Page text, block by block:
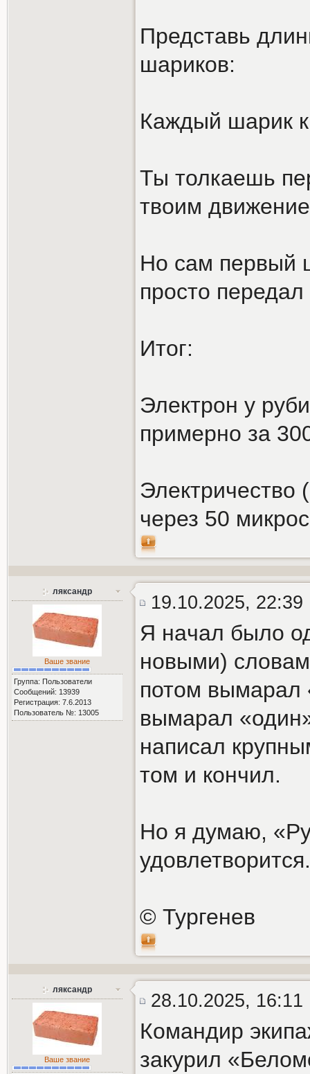
Представь
шариков:
Каждый шарик
Ты толкаешь
твоим
Но сам первый
просто
Итог:
Электрон у
примерно за
через 50
ляксандр
Ваше звание
Группа: Пользователи
Сообщений: 13939
Регистрация: 7.6.2013
Пользователь №: 13005
19.10.2025, 22:39
Я нaчал было
новыми)
потом вымарал
вымарал
написал
том и кончил.
Но я думаю,
удовлетворится.
© Тургенев
ляксандр
Ваше звание
28.10.2025, 16:11
Командир
закурил